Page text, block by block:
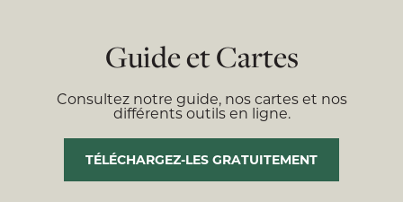
Guide et Cartes
Consultez notre guide, nos cartes et nos
différents outils en ligne.
TÉLÉCHARGEZ-LES GRATUITEMENT